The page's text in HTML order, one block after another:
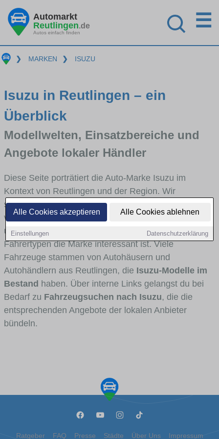
Alle Cookies akzeptieren Alle Cookies ablehnen
Einstellungen Datenschutzerklärung
Automarkt
Reutlingen.de
Autos einfach finden
☰
❯ MARKEN ❯ ISUZU
Isuzu in Reutlingen – ein
Überblick
Modellwelten, Einsatzbereiche und
Angebote lokaler Händler
Diese Seite porträtiert die Auto-Marke Isuzu im
Kontext von Reutlingen und der Region. Wir
skizzieren, in welchen Fahrzeugklassen Isuzu stark
vertreten ist, welche Modellreihen häufig im Stadt-
und Umlandverkehr zu sehen sind und für welche
Fahrertypen die Marke interessant ist. Viele
Fahrzeuge stammen von Autohäusern und
Autohändlern aus Reutlingen, die Isuzu-Modelle im
Bestand haben. Über interne Links gelangst du bei
Bedarf zu Fahrzeugsuchen nach Isuzu, die die
entsprechenden Angebote der lokalen Anbieter
bündeln.
Ratgeber FAQ Presse Städte Über Uns Impressum